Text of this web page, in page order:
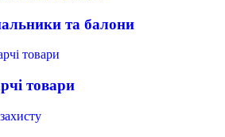
та балони
товари